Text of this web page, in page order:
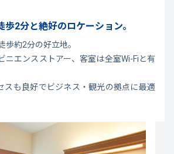
2分と絶好のロケーション。
約2分の好立地。
ニエンスストアー、客室は全室Wi-Fiと有
スも良好でビジネス・観光の拠点に最適